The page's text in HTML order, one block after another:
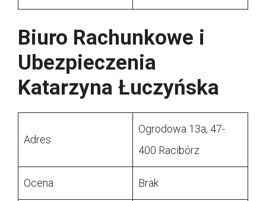
Biuro Rachunkowe i
Ubezpieczenia
Katarzyna Łuczyńska
Adres
Ogrodowa 13a, 47-
400 Racibórz
Ocena Brak